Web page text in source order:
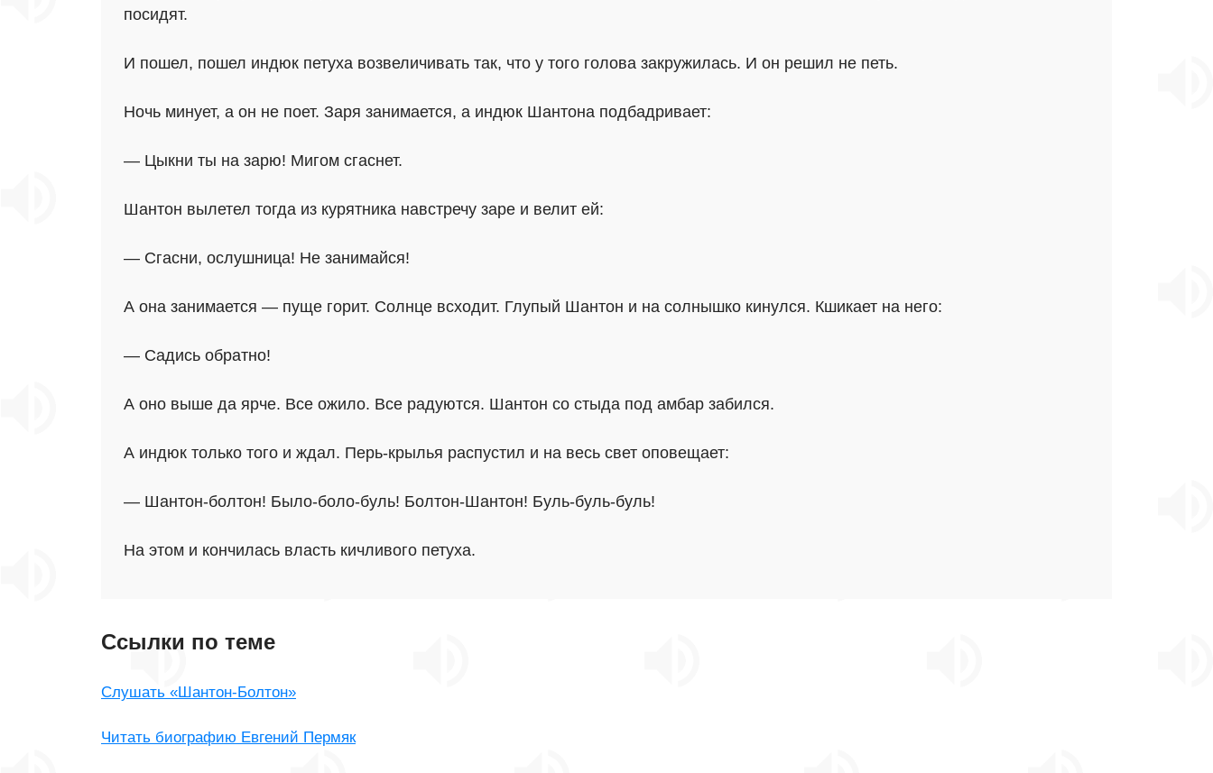
посидят.
И пошел, пошел индюк петуха возвеличивать так, что у того голова закружилась. И он решил не петь.
Ночь минует, а он не поет. Заря занимается, а индюк Шантона подбадривает:
— Цыкни ты на зарю! Мигом сгаснет.
Шантон вылетел тогда из курятника навстречу заре и велит ей:
— Сгасни, ослушница! Не занимайся!
А она занимается — пуще горит. Солнце всходит. Глупый Шантон и на солнышко кинулся. Кшикает на него:
— Садись обратно!
А оно выше да ярче. Все ожило. Все радуются. Шантон со стыда под амбар забился.
А индюк только того и ждал. Перь-крылья распустил и на весь свет оповещает:
— Шантон-болтон! Было-боло-буль! Болтон-Шантон! Буль-буль-буль!
На этом и кончилась власть кичливого петуха.
Ссылки по теме
Слушать «Шантон-Болтон»
Читать биографию Евгений Пермяк